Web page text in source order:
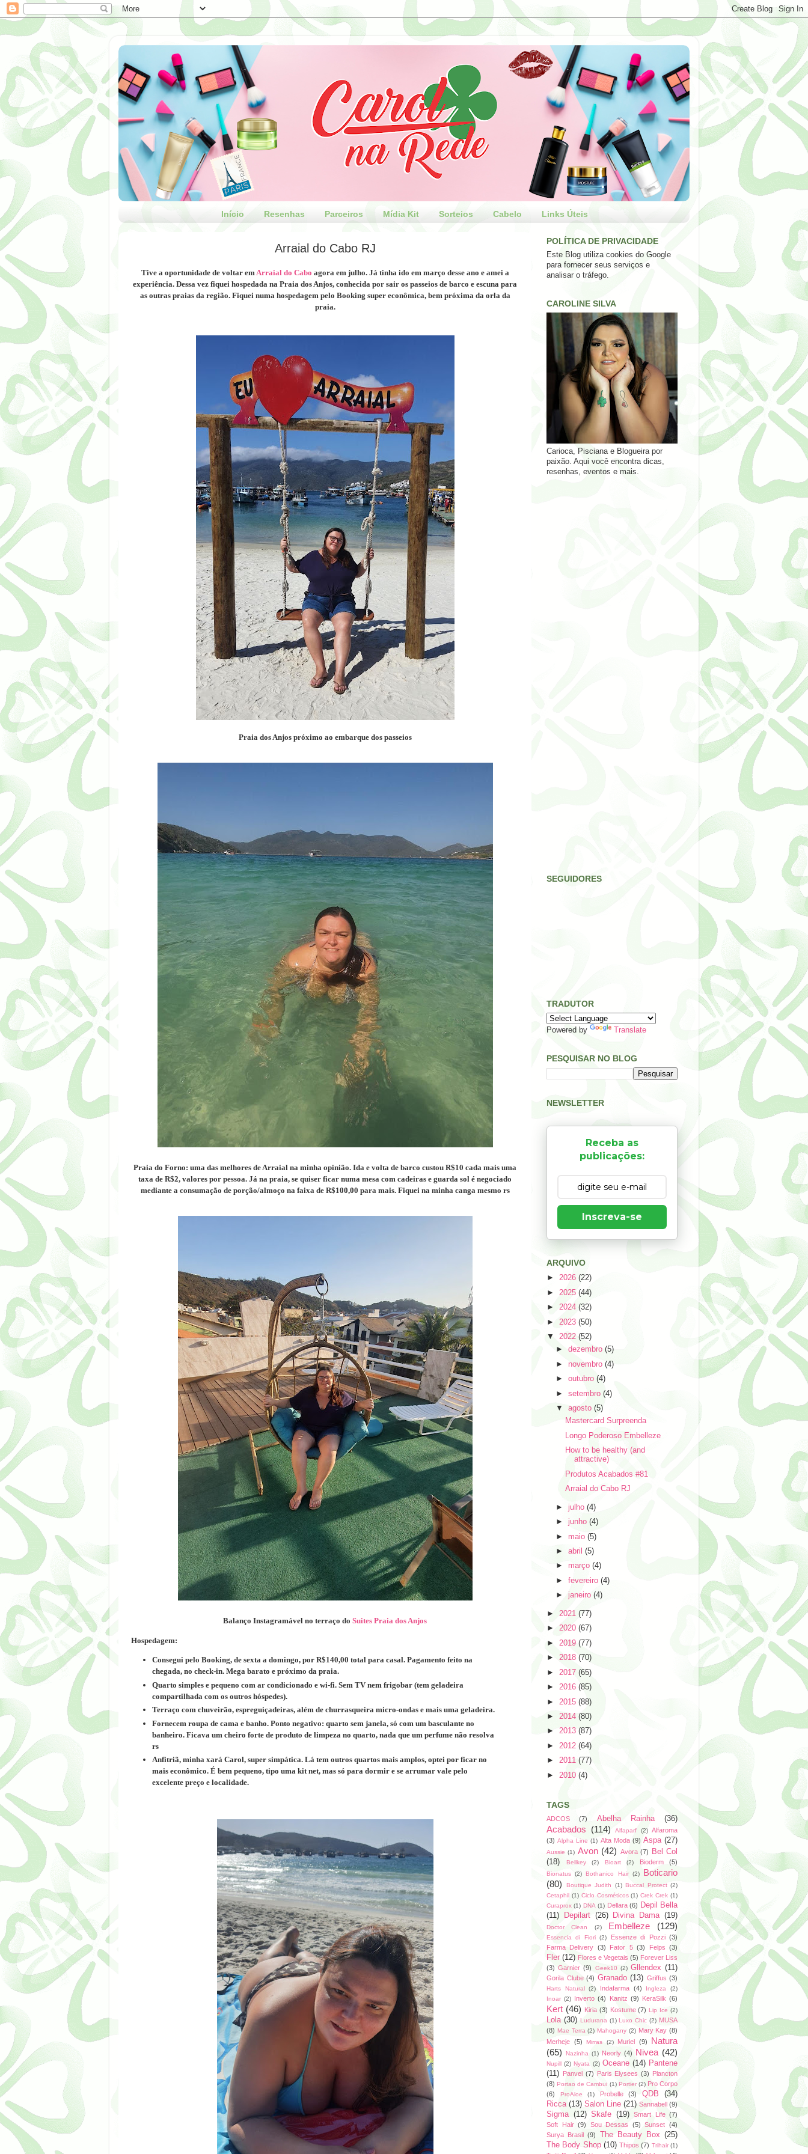
Início Resenhas Parceiros Mídia Kit Sorteios Cabelo Links Úteis
Arraial do Cabo RJ
Tive a oportunidade de voltar emArraial do Cabo agora em julho. Já tinha ido em março desse ano e amei a
experiência. Dessa vez fiquei hospedada na Praia dos Anjos, conhecida por sair os passeios de barco e escuna para
as outras praias da região. Fiquei numa hospedagem pelo Booking super econômica, bem próxima da orla da
praia.
Praia dos Anjos próximo ao embarque dos passeios
Praia do Forno: uma das melhores de Arraial na minha opinião. Ida e volta de barco custou R$10 cada mais uma
taxa de R$2, valores por pessoa. Já na praia, se quiser ficar numa mesa com cadeiras e guarda sol é negociado
mediante a consumação de porção/almoço na faixa de R$100,00 para mais. Fiquei na minha canga mesmo rs
Balanço Instagramável no terraço do Suites Praia dos Anjos
Hospedagem:
Consegui pelo Booking, de sexta a domingo, por R$140,00 total para casal. Pagamento feito na
chegada, no check-in. Mega barato e próximo da praia.
Quarto simples e pequeno com ar condicionado e wi-fi. Sem TV nem frigobar (tem geladeira
compartilhada com os outros hóspedes).
Terraço com chuveirão, espreguiçadeiras, além de churrasqueira micro-ondas e mais uma geladeira.
Fornecem roupa de cama e banho. Ponto negativo: quarto sem janela, só com um basculante no
banheiro. Ficava um cheiro forte de produto de limpeza no quarto, nada que um perfume não resolva
rs
Anfitriã, minha xará Carol, super simpática. Lá tem outros quartos mais amplos, optei por ficar no
mais econômico. É bem pequeno, tipo uma kit net, mas só para dormir e se arrumar vale pelo
excelente preço e localidade.
POLÍTICA DE PRIVACIDADE
Este Blog utiliza cookies do Google
para fornecer seus serviços e
analisar o tráfego.
CAROLINE SILVA
Carioca, Pisciana e Blogueira por
paixão. Aqui você encontra dicas,
resenhas, eventos e mais.
SEGUIDORES
TRADUTOR
Powered by Translate
PESQUISAR NO BLOG
NEWSLETTER
Receba as
publicações:
Inscreva-se
ARQUIVO
► 2026 (22)
► 2025 (44)
► 2024 (32)
► 2023 (50)
▼ 2022 (52)
►dezembro(5)
► novembro(4)
►outubro(4)
►setembro(4)
▼agosto(5)
Mastercard Surpreenda
Longo Poderoso Embelleze
How to be healthy (and
attractive)
Produtos Acabados #81
Arraial do Cabo RJ
►julho(4)
►junho(4)
► maio(5)
►abril(5)
► março(4)
►fevereiro(4)
► janeiro(4)
► 2021 (77)
► 2020 (67)
► 2019 (77)
► 2018 (70)
► 2017 (65)
► 2016 (85)
► 2015 (88)
► 2014 (80)
► 2013 (87)
► 2012 (64)
► 2011 (77)
► 2010 (4)
TAGS
ADCOS (7) Abelha Rainha (36)
Acabados (114) Alfaparf (2) Alfaroma
(3) Alpha Line (1) Alta Moda (9) Aspa (27)
Aussie (1) Avon (42) Avora (7)
Bel Col
(18)
Bellkey (2) Bioart (2) Bioderm (5)
Bionatus (2) Bothanico Hair (2)
Boticario
(80)
Boutique Judith (1) Buccal Protect (2)
Cetaphil (1) Ciclo Cosméticos (1) Crek Crek (1)
Curaprox (1) DNA (1) Dellara (6) Depil Bella
(11)
Depilart (26) Divina Dama (19)
Doctor Clean (2) Embelleze (129)
Essencia di Fiori (2) Essenze di Pozzi (3)
Farma Delivery (3) Fator 5 (3) Felps (3)
Fler (12) Flores e Vegetais (5) Forever Liss
(3) Garnier (9) Geek10 (2) Gllendex (11)
Gorila Clube (4) Granado (13) Griffus (3)
Harts Natural (2) Indafarma (4) Ingleza
(2)
Inoar (2) Inverto (4) Kanitz (9) KeraSilk (6)
Kert (46) Kiria (3) Kostume (7) Lip Ice (2)
Lola (30) Ludurana (1) Luxo Chic (2) MUSA
(8) Mae Terra (2) Mahogany (2) Mary Kay (8)
Merheje (5) Mirras (2) Muriel (9)
Natura
(65)
Nazinha (1) Neorly (4) Nivea (42)
Nupill (2) Nyata (2) Oceane (14) Pantene
(11) Panvel (7) Paris Elysees (3) Plancton
(8) Portao de Cambui (1) Portier (2) Pro Corpo
(6)
ProAloe (1) Probelle (3) QDB
(34)
Ricca (13) Salon Line (21) Sannabell (9)
Sigma (12) Skafe (19) Smart Life (7)
Soft Hair (9) Sou Dessas (5) Sunset (4)
Surya Brasil (9) The Beauty Box (25)
The Body Shop (10) Thipos (7) Trihair (1)